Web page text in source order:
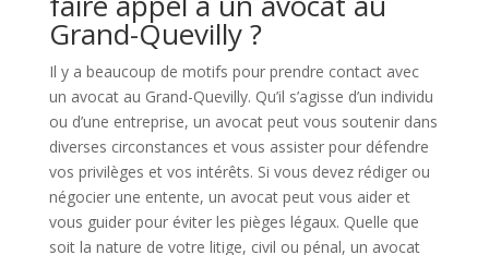
Grand-Quevilly ?
Il y a beaucoup de motifs pour prendre contact avec
un avocat au Grand-Quevilly. Qu’il s’agisse d’un individu
ou d’une entreprise, un avocat peut vous soutenir dans
diverses circonstances et vous assister pour défendre
vos privilèges et vos intérêts. Si vous devez rédiger ou
négocier une entente, un avocat peut vous aider et
vous guider pour éviter les pièges légaux. Quelle que
soit la nature de votre litige, civil ou pénal, un avocat